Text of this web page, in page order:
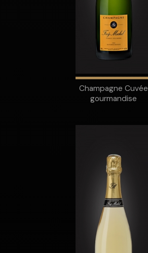
Champagne Cuvée
gourmandise